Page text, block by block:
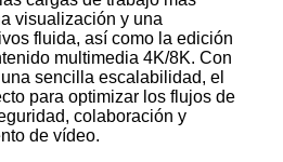
visualización y una
fluida, así como la edición
multimedia 4K/8K. Con
sencilla escalabilidad, el
para optimizar los flujos de
colaboración y
de vídeo.